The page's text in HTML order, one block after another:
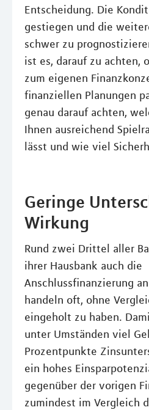
Entscheidung. Die
gestiegen und die
schwer zu
ist es, darauf zu achten,
zum eigenen
finanziellen Planungen
genau darauf achten,
Ihnen ausreichend
lässt und wie viel
Geringe
Wirkung
Rund zwei Drittel aller
ihrer Hausbank auch die
Anschlussﬁnanzierung
handeln oft, ohne
eingeholt zu haben.
unter Umständen viel
Prozentpunkte
ein hohes
gegenüber der vorigen
zumindest im Vergleich